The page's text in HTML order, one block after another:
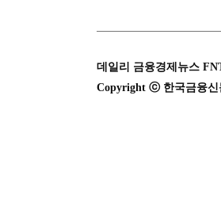
데일리 금융경제뉴스
Copyright ⓒ 한국금융신